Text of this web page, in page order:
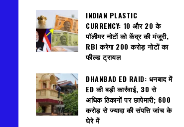
INDIAN PLASTIC
CURRENCY: ₹10 और ₹20 के
पॉलीमर नोटों को केंद्र की मंजूरी,
RBI करेगा 200 करोड़ नोटों का
फील्ड ट्रायल
DHANBAD ED RAID: धनबाद में
ED की बड़ी कार्रवाई, 30 से
अधिक ठिकानों पर छापेमारी; 600
करोड़ से ज्यादा की संपत्ति जांच के
घेरे में